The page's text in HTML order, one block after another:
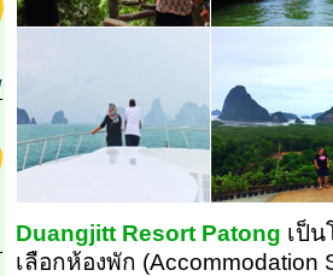
Duangjitt Resort Patong เป็
เลือกห้องพัก (Accommodation